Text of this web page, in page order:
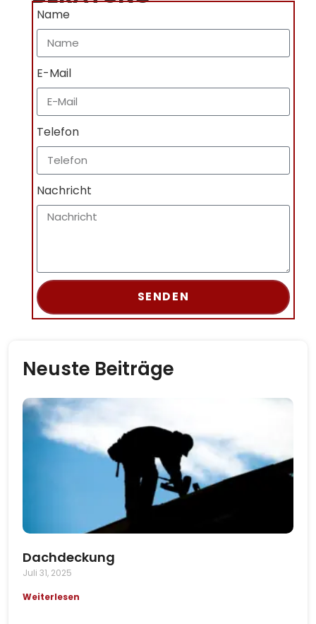
Name
E-Mail
Telefon
Nachricht
SENDEN
Neuste Beiträge
Dachdeckung
Juli 31, 2025
Weiterlesen